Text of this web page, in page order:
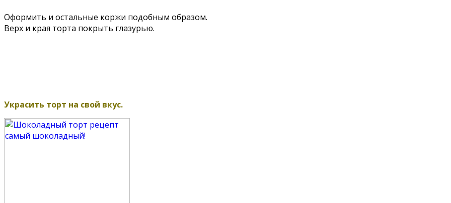
Оформить и остальные коржи подобным образом.
Верх и края торта покрыть глазурью.
Украсить торт на свой вкус.